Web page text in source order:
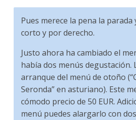
Pues merece la pena la parada
corto y por derecho.
Justo ahora ha cambiado el
había dos menús degustación.
arranque del menú de otoño
Seronda” en asturiano). Este
cómodo precio de 50 EUR.
menú puedes alargarlo con